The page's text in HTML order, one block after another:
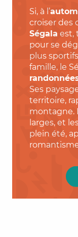
Si, à l’
croiser des
Ségala est,
pour se
plus
famille, le
Ses
territoire,
montagne.
larges, et
plein été,